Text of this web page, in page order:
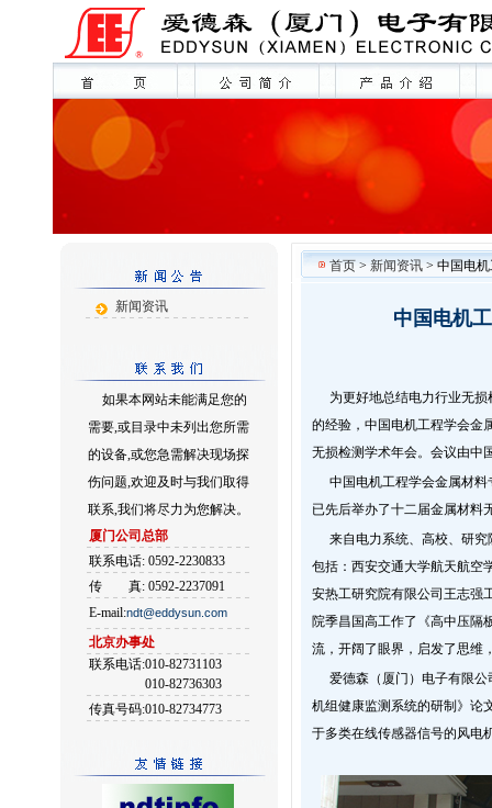
新闻资讯
如果本网站未能满足您的
需要,或目录中未列出您所需
的设备,或您急需解决现场探
伤问题,欢迎及时与我们取得
联系,我们将尽力为您解决。
厦门公司总部
联系电话: 0592-2230833
传
真: 0592-2237091
E-mail:ndt@eddysun.com
北京办事处
联系电话:010-82731103
010-82736303
传真号码:010-82734773
首页> 新闻资讯> 中国电机
中国电机
为更好地总结电力行业无
的经验，中国电机工程学会金
无损检测学术年会。会议由中
中国电机工程学会金属材
已先后举办了十二届金属材料
来自电力系统、高校、研
包括：西安交通大学航天航空
安热工研究院有限公司王志强
院季昌国高工作了《高中压隔
流，开阔了眼界，启发了思维
爱德森（厦门）电子有限
机组健康监测系统的研制》论
于多类在线传感器信号的风电